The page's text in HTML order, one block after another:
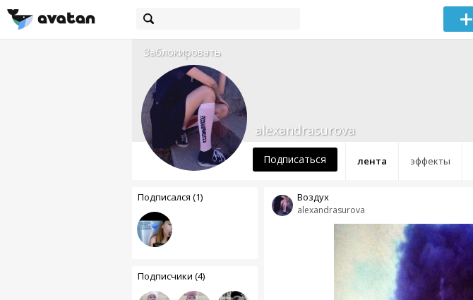
Заблокировать
лента эффекты
alexandrasurova
Подписаться
Подписался (1)
Подписчики (4)
alexandrasurova
Воздух